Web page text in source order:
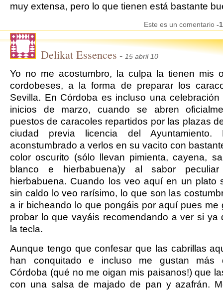
muy extensa, pero lo que tienen está bastante
Este es un comentario -1
Delikat Essences - 15 abril 10
Yo no me acostumbro, la culpa la tienen mis
cordobeses, a la forma de preparar los
Sevilla. En Córdoba es incluso una
inicios de marzo, cuando se abren
puestos de caracoles repartidos por las plazas
ciudad previa licencia del Ayuntamiento.
aconstumbrado a verlos en su vacito con
color oscurito (sólo llevan pimienta, cayena,
blanco e hierbabuena)y al sabor
hierbabuena. Cuando los veo aquí en un plato
sin caldo lo veo rarísimo, lo que son las
a ir bicheando lo que pongáis por aquí pues me
probar lo que vayáis recomendando a ver si ya
la tecla.
Aunque tengo que confesar que las cabrillas
han conquitado e incluso me gustan más
Córdoba (qué no me oigan mis paisanos!) que
con una salsa de majado de pan y azafrán.